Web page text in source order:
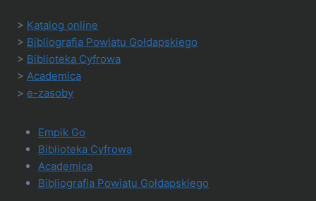
> Katalog online
> Bibliografia Powiatu Gołdapskiego
> Biblioteka Cyfrowa
> Academica
> e-zasoby
Empik Go
Biblioteka Cyfrowa
Academica
Bibliografia Powiatu Gołdapskiego